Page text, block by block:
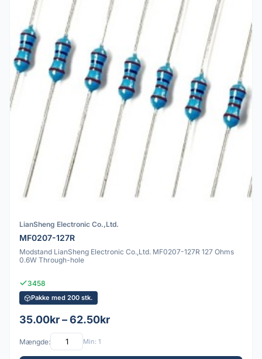
LianSheng Electronic Co.,Ltd.
MF0207-127R
Modstand LianSheng Electronic Co.,Ltd. MF0207-127R 127 Ohms
0.6W Through-hole
3458
Pakke med 200 stk.
35.00kr – 62.50kr
Mængde: Min: 1